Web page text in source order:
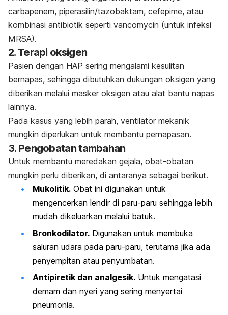
carbapenem, piperasilin/tazobaktam, cefepime, atau
kombinasi antibiotik seperti vancomycin (untuk infeksi
MRSA).
2. Terapi oksigen
Pasien dengan HAP sering mengalami kesulitan
bernapas, sehingga dibutuhkan dukungan oksigen yang
diberikan melalui masker oksigen atau alat bantu napas
lainnya.
Pada kasus yang lebih parah, ventilator mekanik
mungkin diperlukan untuk membantu pernapasan.
3. Pengobatan tambahan
Untuk membantu meredakan gejala, obat-obatan
mungkin perlu diberikan, di antaranya sebagai berikut.
Mukolitik. Obat ini digunakan untuk
mengencerkan lendir di paru-paru sehingga lebih
mudah dikeluarkan melalui batuk.
Bronkodilator. Digunakan untuk membuka
saluran udara pada paru-paru, terutama jika ada
penyempitan atau penyumbatan.
Antipiretik dan analgesik. Untuk mengatasi
demam dan nyeri yang sering menyertai
pneumonia.